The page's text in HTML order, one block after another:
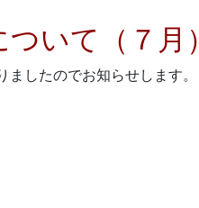
いて（７月）
したのでお知らせします。